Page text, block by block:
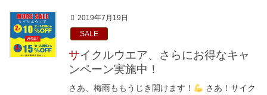
2019年7月19日
SALE
サイクルウエア、さらにお得なキャ
ンペーン実施中！
さあ、梅雨ももうじき開けます！
さあ！サイク